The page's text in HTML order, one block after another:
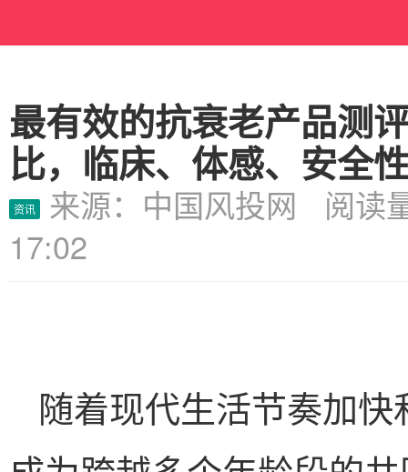
最有效的抗衰老产品测
比，临床、体感、安全
资讯
来源：中国风投网 阅读
17:02
随着现代生活节奏加